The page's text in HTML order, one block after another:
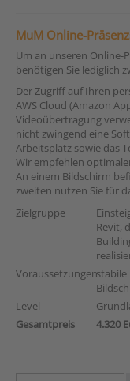
MuM Online-
Um an unseren Online-
benötigen Sie lediglich
Der Zugriff auf Ihren
AWS Cloud (Amazon
Videoübertragung
nicht zwingend eine
Arbeitsplatz sowie das
Wir empfehlen
An einem Bildschirm
zweiten nutzen Sie für
Zielgruppe
Revit,
Voraussetzungenstabile
Level
Gesamtpreis
4.320